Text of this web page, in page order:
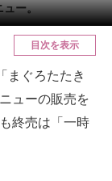
ュー。
目次を表示
まぐろたたき
ューの販売を
終売は「一時